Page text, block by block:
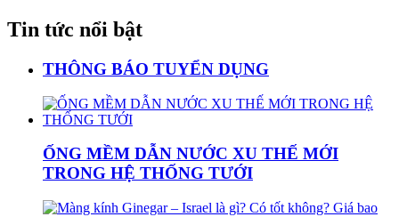
Tin tức nổi bật
THÔNG BÁO TUYỂN DỤNG
ỐNG MỀM DẪN NƯỚC XU THẾ MỚI
TRONG HỆ THỐNG TƯỚI